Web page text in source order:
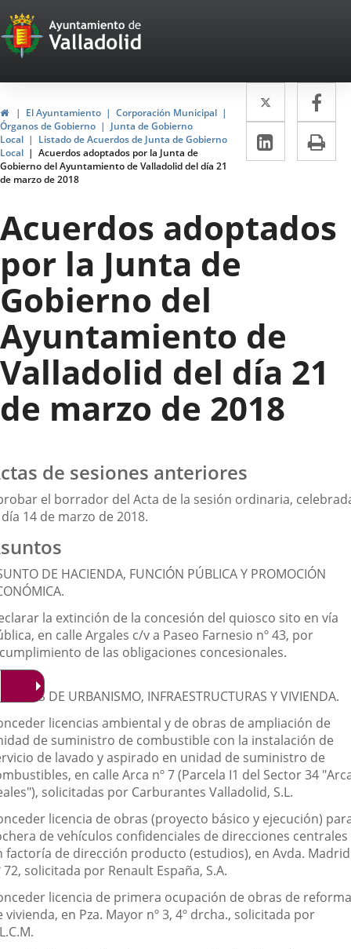
Portal
Web
del
Ayuntamiento
de
Valladolid
HomeEl Ayuntamiento
Corporación Municipal
Órganos de Gobierno
Junta de Gobierno
Local
Listado de Acuerdos de Junta de Gobierno
Local
Acuerdos adoptados por la Junta de
Gobierno del Ayuntamiento de Valladolid del día 21
de marzo de 2018
Twitter
Enlace
a
una
a
Linkedin
Enlace
a
externa.
Acuerdos adoptados
por la Junta de
Gobierno del
Ayuntamiento de
Valladolid del día 21
de marzo de 2018
de sesiones anteriores
el borrador del Acta de la sesión ordinaria,
14 de marzo de 2018.
DE HACIENDA, FUNCIÓN PÚBLICA Y PROMOCIÓN
la extinción de la concesión del quiosco sito en vía
en calle Argales c/v a Paseo Farnesio nº 43, por
de las obligaciones concesionales.
DE URBANISMO, INFRAESTRUCTURAS Y VIVIENDA.
licencias ambiental y de obras de ampliación de
de suministro de combustible con la instalación de
de lavado y aspirado en unidad de suministro de
en calle Arca nº 7 (Parcela I1 del Sector 34
solicitadas por Carburantes Valladolid, S.L.
licencia de obras (proyecto básico y ejecución)
de vehículos confidenciales de direcciones centrales
factoría de dirección producto (estudios), en Avda. Madrid
72, solicitada por Renault España, S.A.
licencia de primera ocupación de obras de reforma
vivienda, en Pza. Mayor nº 3, 4º drcha., solicitada por